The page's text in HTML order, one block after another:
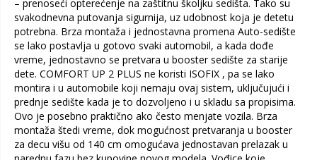
– prenoseći opterećenje na zaštitnu školjku sedišta. Tako su
svakodnevna putovanja sigurnija, uz udobnost koja je detetu
potrebna. Brza montaža i jednostavna promena Auto-sedište
se lako postavlja u gotovo svaki automobil, a kada dođe
vreme, jednostavno se pretvara u booster sedište za starije
dete. COMFORT UP 2 PLUS ne koristi ISOFIX , pa se lako
montira i u automobile koji nemaju ovaj sistem, uključujući i
prednje sedište kada je to dozvoljeno i u skladu sa propisima.
Ovo je posebno praktično ako često menjate vozila. Brza
montaža štedi vreme, dok mogućnost pretvaranja u booster
za decu višu od 140 cm omogućava jednostavan prelazak u